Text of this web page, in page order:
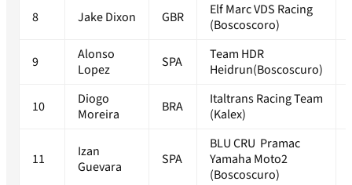
8 Jake Dixon GBR
Elf Marc VDS Racing
(Boscoscoro)
9
Alonso
Lopez
SPA
Team HDR
Heidrun(Boscoscuro)
10
Diogo
Moreira
BRA
Italtrans Racing Team
(Kalex)
11
Izan
Guevara
SPA
BLU CRU Pramac
Yamaha Moto2
(Boscoscuro)